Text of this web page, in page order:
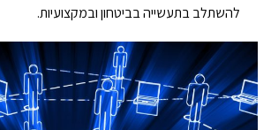
להשתלב בתעשייה בביטחון ובמקצועיות.